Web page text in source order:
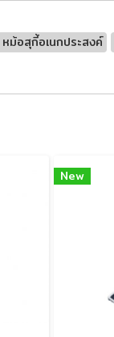
หม้อสุกี้อเนกประสงค์
New